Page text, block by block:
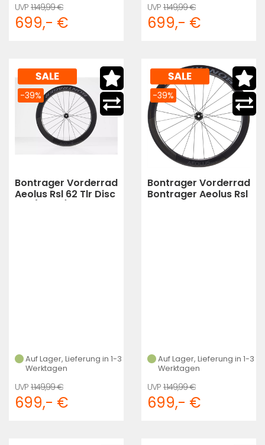
1.149,99 €
699,- €
1.149,99 €
699,- €
Bontrager Vorderrad
Aeolus Rsl 62 Tlr Disc
Auf Lager, Lieferung in 1-3
Werktagen
-39%
1.149,99 €
699,- €
Bontrager Vorderrad
Bontrager Aeolus Rsl
Auf Lager, Lieferung in 1-3
Werktagen
-39%
1.149,99 €
699,- €